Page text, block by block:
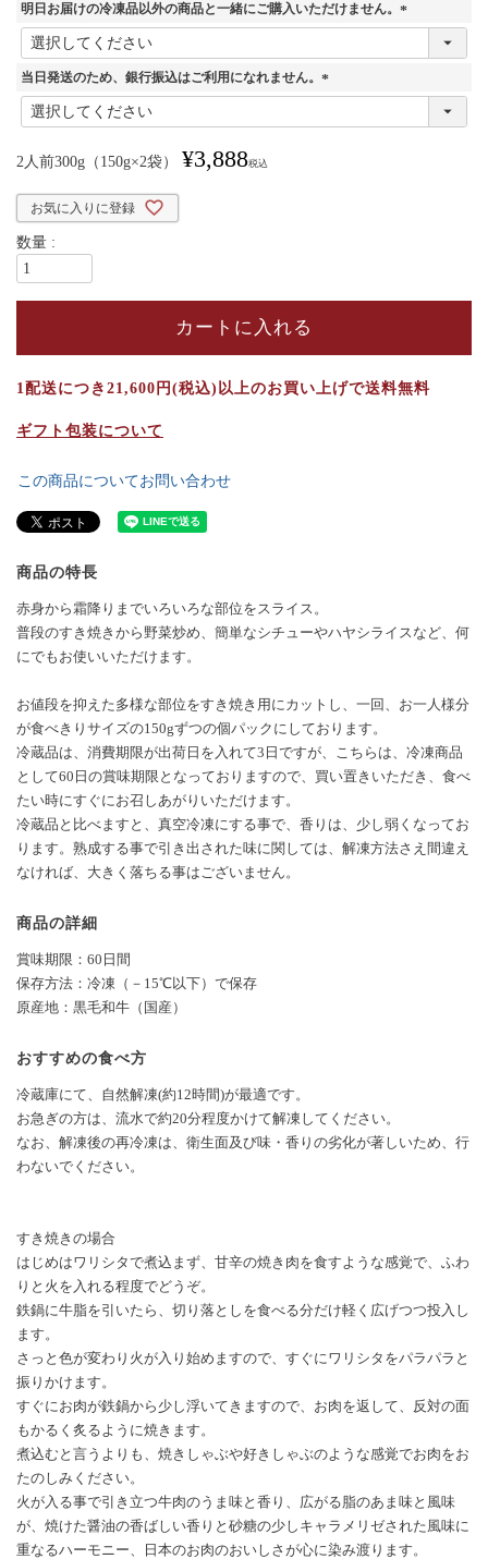
明日お届けの冷凍品以外の商品と一緒にご購入いただけません。
(
当日発送のため、銀行振込はご利用になれません。
(
2人前300g（150g×2袋） ¥3,888税込
お気に入りに登録
カートに入れる
1配送につき21,600円(税込)以上のお買い上げで送料無料
ギフト包装について
この商品についてお問い合わせ
商品の特長
赤身から霜降りまでいろいろな部位をスライス。
普段のすき焼きから野菜炒め、簡単なシチューやハヤシライスなど、何
にでもお使いいただけます。
お値段を抑えた多様な部位をすき焼き用にカットし、一回、お一人様分
が食べきりサイズの150gずつの個パックにしております。
冷蔵品は、消費期限が出荷日を入れて3日ですが、こちらは、冷凍商品
として60日の賞味期限となっておりますので、買い置きいただき、食べ
たい時にすぐにお召しあがりいただけます。
冷蔵品と比べますと、真空冷凍にする事で、香りは、少し弱くなってお
ります。熟成する事で引き出された味に関しては、解凍方法さえ間違え
なければ、大きく落ちる事はございません。
商品の詳細
賞味期限：60日間
保存方法：冷凍（－15℃以下）で保存
原産地：黒毛和牛（国産）
おすすめの食べ方
冷蔵庫にて、自然解凍(約12時間)が最適です。
お急ぎの方は、流水で約20分程度かけて解凍してください。
なお、解凍後の再冷凍は、衛生面及び味・香りの劣化が著しいため、行
わないでください。
すき焼きの場合
はじめはワリシタで煮込まず、甘辛の焼き肉を食すような感覚で、ふわ
りと火を入れる程度でどうぞ。
鉄鍋に牛脂を引いたら、切り落としを食べる分だけ軽く広げつつ投入し
ます。
さっと色が変わり火が入り始めますので、すぐにワリシタをパラパラと
振りかけます。
すぐにお肉が鉄鍋から少し浮いてきますので、お肉を返して、反対の面
もかるく炙るように焼きます。
煮込むと言うよりも、焼きしゃぶや好きしゃぶのような感覚でお肉をお
たのしみください。
火が入る事で引き立つ牛肉のうま味と香り、広がる脂のあま味と風味
が、焼けた醤油の香ばしい香りと砂糖の少しキャラメリゼされた風味に
重なるハーモニー、日本のお肉のおいしさが心に染み渡ります。